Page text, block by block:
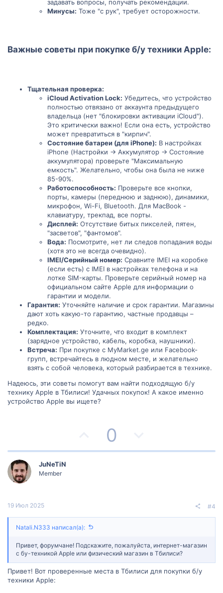
задавать вопросы, получать рекомендации.
Минусы: Тоже "с рук", требует осторожности.
Важные советы при покупке б/у техники Apple:
Тщательная проверка:
iCloud Activation Lock: Убедитесь, что устройство
полностью отвязано от аккаунта предыдущего
владельца (нет "блокировки активации iCloud").
Это критически важно! Если она есть, устройство
может превратиться в "кирпич".
Состояние батареи (для iPhone): В настройках
iPhone (Настройки -> Аккумулятор -> Состояние
аккумулятора) проверьте "Максимальную
емкость". Желательно, чтобы она была не ниже
85-90%.
Работоспособность: Проверьте все кнопки,
порты, камеры (переднюю и заднюю), динамики,
микрофон, Wi-Fi, Bluetooth. Для MacBook -
клавиатуру, трекпад, все порты.
Дисплей: Отсутствие битых пикселей, пятен,
"засветов", "фантомов".
Вода: Посмотрите, нет ли следов попадания воды
(хотя это не всегда очевидно).
IMEI/Серийный номер: Сравните IMEI на коробке
(если есть) с IMEI в настройках телефона и на
лотке SIM-карты. Проверьте серийный номер на
официальном сайте Apple для информации о
гарантии и модели.
Гарантия: Уточняйте наличие и срок гарантии. Магазины
дают хоть какую-то гарантию, частные продавцы –
редко.
Комплектация: Уточните, что входит в комплект
(зарядное устройство, кабель, коробка, наушники).
Встреча: При покупке с MyMarket.ge или Facebook-
групп, встречайтесь в людном месте, и желательно
взять с собой человека, который разбирается в технике.
Надеюсь, эти советы помогут вам найти подходящую б/у
технику Apple в Тбилиси! Удачных покупок! А какое именно
устройство Apple вы ищете?
о
и
в
н
ы
0
е
и
в
н
ы
JuNeTiN
Member
19 Июл 2025 #4
Natali.N333 написал(а):
Привет, форумчане! Подскажите, пожалуйста, интернет-магазин
с бу-техникой Apple или физический магазин в Тбилиси?
Привет! Вот проверенные места в Тбилиси для покупки б/у
техники Apple: